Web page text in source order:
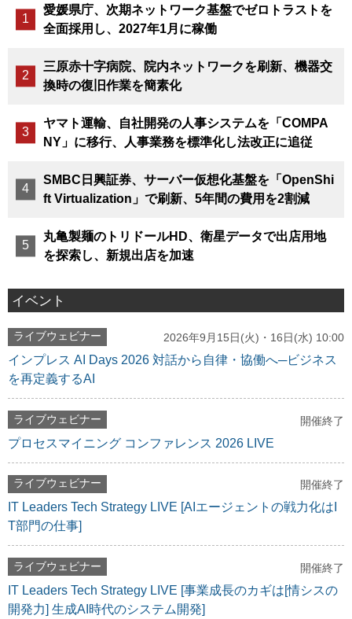
愛媛県庁、次期ネットワーク基盤でゼロトラストを
全面採用し、2027年1月に稼働
三原赤十字病院、院内ネットワークを刷新、機器交
換時の復旧作業を簡素化
ヤマト運輸、自社開発の人事システムを「COMPA
NY」に移行、人事業務を標準化し法改正に追従
SMBC日興証券、サーバー仮想化基盤を「OpenShi
ft Virtualization」で刷新、5年間の費用を2割減
丸亀製麺のトリドールHD、衛星データで出店用地
を探索し、新規出店を加速
イベント
ライブウェビナー 2026年9月15日(火)・16日(水) 10:00
インプレス AI Days 2026 対話から自律・協働へ─ビジネス
を再定義するAI
ライブウェビナー 開催終了
プロセスマイニング コンファレンス 2026 LIVE
ライブウェビナー 開催終了
IT Leaders Tech Strategy LIVE [AIエージェントの戦力化はI
T部門の仕事]
ライブウェビナー 開催終了
IT Leaders Tech Strategy LIVE [事業成長のカギは[情シスの
開発力] 生成AI時代のシステム開発]